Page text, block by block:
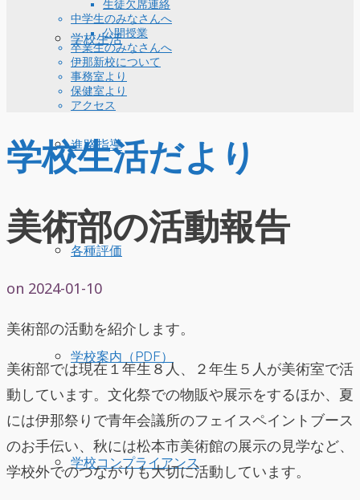
学校生活
進路指導
各種評価
学校案内（PDF）
学校コンプライアンス
生徒欠席連絡
中学生のみなさんへ
公開授業
卒業生のみなさんへ
伊那新校について
事務室より
保健室より
アクセス
学校生活だより
美術部の活動報告
on 2024-01-10
美術部の活動を紹介します。
美術部では現在１年生８人、２年生５人が美術室で活
動しています。文化祭での物販や展示をするほか、夏
には伊那祭りで青年会議所のフェイスペイントブース
のお手伝い、秋には松本市美術館の展示の見学など、
学校外でのつながりも大切に活動しています。